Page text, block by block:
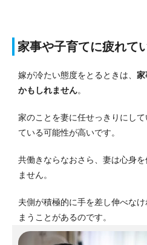
家事や子育てに疲れて
嫁が冷たい態度をとるときは、 家
かもしれません。
家のことを妻に任せっきりにし
ている可能性が高いです。
共働きならなおさら、妻は心身
ません。
夫側が積極的に手を差し伸べな
まうことがあるのです。